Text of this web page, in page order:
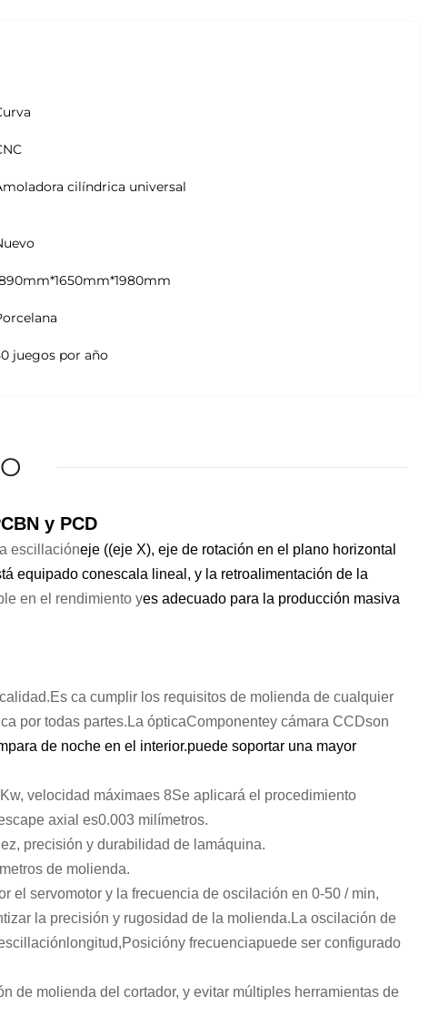
cilíndrica universal
juegos por año
y PCD
la escillacióneje ((eje X), eje de rotación en el plano horizontal
equipado conescala lineal , y la retroalimentación de la
en el rendimiento yes adecuado para la producción masiva
Es ca cumplir los requisitos de molienda de cualquier
por todas partes. La ópticaComponentey cámara CCDson
de noche en el interior.puede soportar una mayor
Kw, velocidad máximaes 8Se aplicará el procedimiento
axial es0.003 milímetros.
precisión y durabilidad de lamáquina.
de molienda.
el servomotor y la frecuencia de oscilación en 0-50 / min,
la precisión y rugosidad de la molienda. La oscilación de
longitud,Posicióny frecuenciapuede ser configurado
de molienda del cortador, y evitar múltiples herramientas de